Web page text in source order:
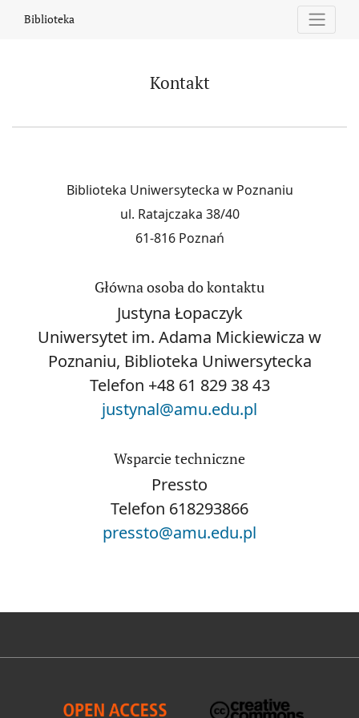
Biblioteka
Kontakt
Biblioteka Uniwersytecka w Poznaniu
ul. Ratajczaka 38/40
61-816 Poznań
Główna osoba do kontaktu
Justyna Łopaczyk
Uniwersytet im. Adama Mickiewicza w
Poznaniu, Biblioteka Uniwersytecka
Telefon +48 61 829 38 43
justynal@amu.edu.pl
Wsparcie techniczne
Pressto
Telefon 618293866
pressto@amu.edu.pl